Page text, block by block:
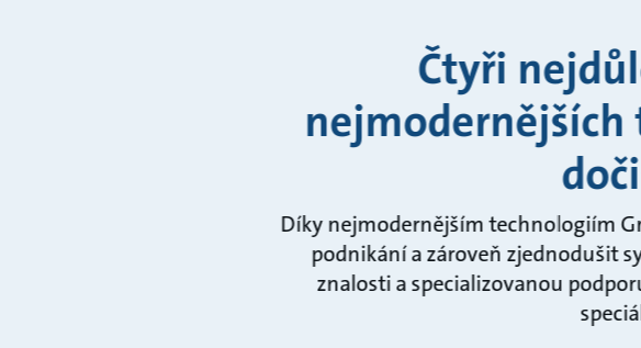
Čtyři
Díky nejmodernějším technologiím
podnikání a zároveň zjednodušit
znalosti a specializovanou